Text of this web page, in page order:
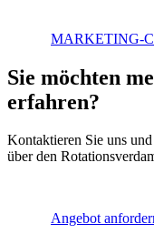
MARKETING-
Sie möchten
erfahren?
Kontaktieren Sie uns
über den
Angebot